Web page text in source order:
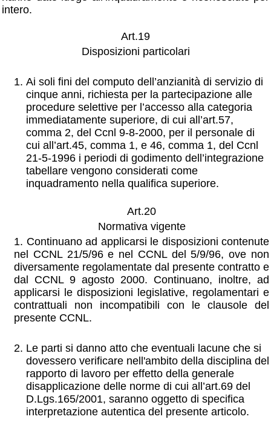
intero.
Art.19
Disposizioni particolari
Ai soli fini del computo dell’anzianità di servizio di
cinque anni, richiesta per la partecipazione alle
procedure selettive per l’accesso alla categoria
immediatamente superiore, di cui all’art.57,
comma 2, del Ccnl 9-8-2000, per il personale di
cui all’art.45, comma 1, e 46, comma 1, del Ccnl
21-5-1996 i periodi di godimento dell’integrazione
tabellare vengono considerati come
inquadramento nella qualifica superiore.
Art.20
Normativa vigente
1. Continuano ad applicarsi le disposizioni contenute
nel CCNL 21/5/96 e nel CCNL del 5/9/96, ove non
diversamente regolamentate dal presente contratto e
dal CCNL 9 agosto 2000. Continuano, inoltre, ad
applicarsi le disposizioni legislative, regolamentari e
contrattuali non incompatibili con le clausole del
presente CCNL.
Le parti si danno atto che eventuali lacune che si
dovessero verificare nell'ambito della disciplina del
rapporto di lavoro per effetto della generale
disapplicazione delle norme di cui all’art.69 del
D.Lgs.165/2001, saranno oggetto di specifica
interpretazione autentica del presente articolo.